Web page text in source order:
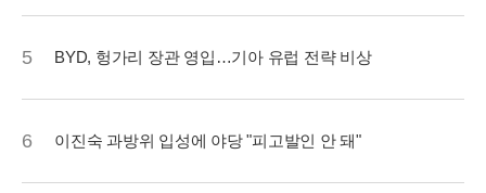
5 BYD, 헝가리 장관 영입…기아 유럽 전략 비상
6 이진숙 과방위 입성에 야당 "피고발인 안 돼"